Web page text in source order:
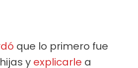
que lo primero fue
y explicarle a